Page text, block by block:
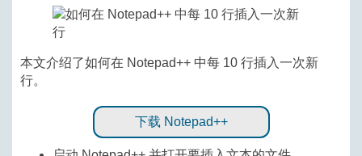
本文介绍了如何在 Notepad++ 中每 10 行插入一次新
行。
下载 Notepad++